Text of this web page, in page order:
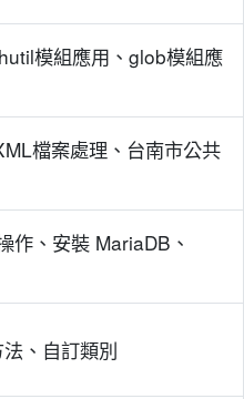
模組應用、glob模組應
檔案處理、台南市公共
、安裝 MariaDB、
、自訂類別